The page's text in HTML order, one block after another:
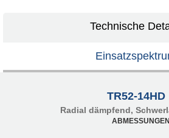
Technische
TR52-14HD
Radial dämpfend,
ABMESSUNGEN